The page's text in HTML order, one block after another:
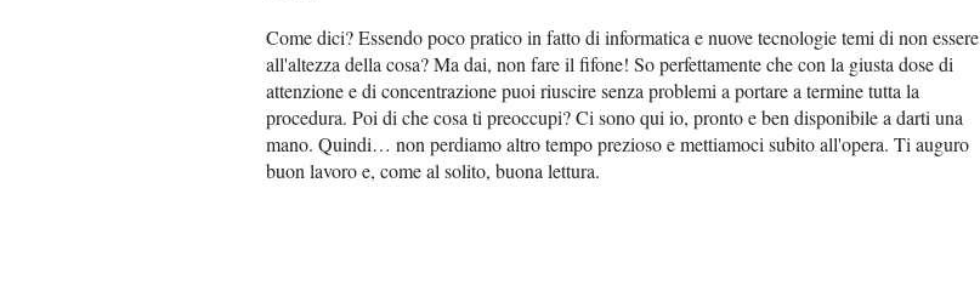
Come dici? Essendo poco pratico in fatto di informatica e nuove tecnologie temi di non essere
all'altezza della cosa? Ma dai, non fare il fifone! So perfettamente che con la giusta dose di
attenzione e di concentrazione puoi riuscire senza problemi a portare a termine tutta la
procedura. Poi di che cosa ti preoccupi? Ci sono qui io, pronto e ben disponibile a darti una
mano. Quindi… non perdiamo altro tempo prezioso e mettiamoci subito all'opera. Ti auguro
buon lavoro e, come al solito, buona lettura.